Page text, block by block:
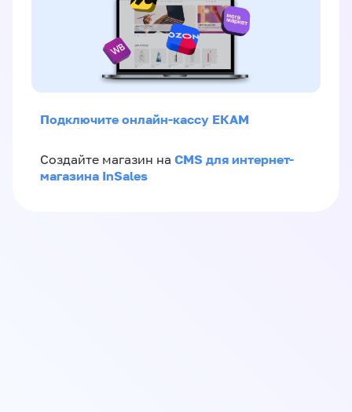
Подключите онлайн-кассу ЕКАМ
Создайте магазин на CMS для интернет-
магазина InSales